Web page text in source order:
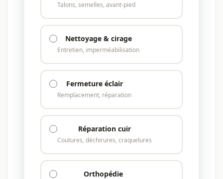
Talons, semelles, avant-pied
Nettoyage & cirage
Entretien, imperméabilisation
Fermeture éclair
Remplacement, réparation
Réparation cuir
Coutures, déchirures, craquelures
Orthopédie